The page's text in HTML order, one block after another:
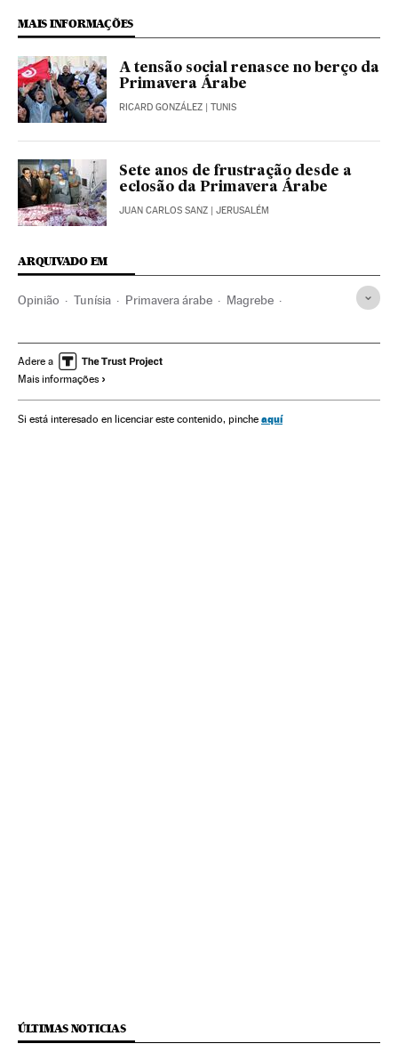
MAIS INFORMAÇÕES
A tensão social renasce no berço da
Primavera Árabe
RICARD GONZÁLEZ | TUNIS
Sete anos de frustração desde a
eclosão da Primavera Árabe
JUAN CARLOS SANZ | JERUSALÉM
ARQUIVADO EM
Opinião Tunísia Primavera árabe Magrebe
Economia Justiça Protestos sociais
Problemas sociais
Adere a
Mais informações
Si está interesado en licenciar este contenido, pinche aquí
ÚLTIMAS NOTICIAS